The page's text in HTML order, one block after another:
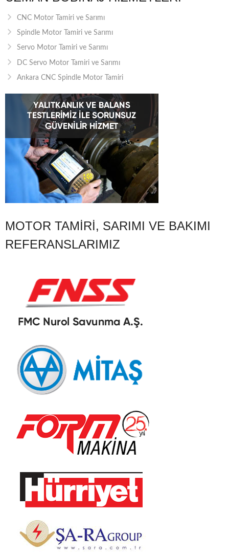
CNC Motor Tamiri ve Sarımı
Spindle Motor Tamiri ve Sarımı
Servo Motor Tamiri ve Sarımı
DC Servo Motor Tamiri ve Sarımı
Ankara CNC Spindle Motor Tamiri
MOTOR TAMIRI, SARIMI VE BAKIMI
REFERANSLARIMIZ